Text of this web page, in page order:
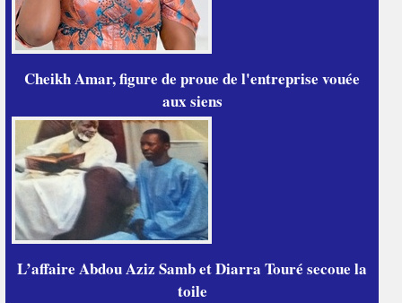
Cheikh Amar, figure de proue de l'entreprise vouée
aux siens
L’affaire Abdou Aziz Samb et Diarra Touré secoue la
toile